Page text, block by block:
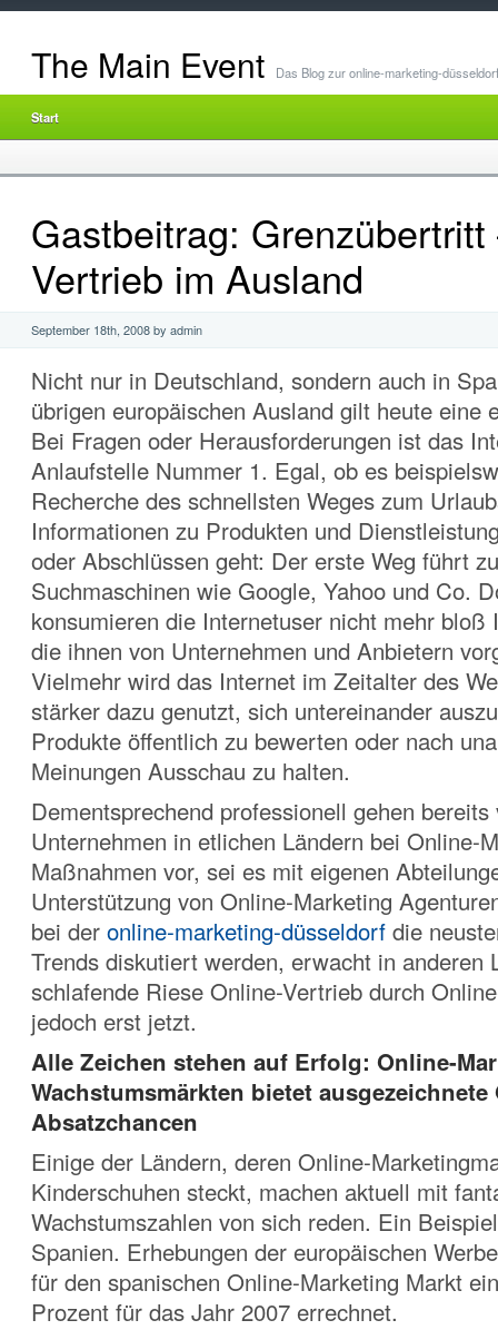
The Main Event Das Blog zur online-marketing-düsseldorf
Start
Gastbeitrag:
Vertrieb im Ausland
September 18th, 2008 by admin
Nicht nur in Deutschland, sondern auch in
übrigen europäischen Ausland gilt heute eine
Bei Fragen oder Herausforderungen ist das
Anlaufstelle Nummer 1. Egal, ob es
Recherche des schnellsten Weges zum
Informationen zu Produkten und
oder Abschlüssen geht: Der erste Weg führt
Suchmaschinen wie Google, Yahoo und Co.
konsumieren die Internetuser nicht mehr bloß
die ihnen von Unternehmen und Anbietern
Vielmehr wird das Internet im Zeitalter des
stärker dazu genutzt, sich untereinander
Produkte öffentlich zu bewerten oder nach
Meinungen Ausschau zu halten.
Dementsprechend professionell gehen bereits
Unternehmen in etlichen Ländern bei Online-
Maßnahmen vor, sei es mit eigenen
Unterstützung von Online-Marketing
bei der online-marketing-düsseldorf die
Trends diskutiert werden, erwacht in anderen
schlafende Riese Online-Vertrieb durch
jedoch erst jetzt.
Alle Zeichen stehen auf Erfolg: Online-
Wachstumsmärkten bietet ausgezeichnete
Absatzchancen
Einige der Ländern, deren Online-
Kinderschuhen steckt, machen aktuell mit
Wachstumszahlen von sich reden. Ein
Spanien. Erhebungen der europäischen
für den spanischen Online-Marketing Markt
Prozent für das Jahr 2007 errechnet.